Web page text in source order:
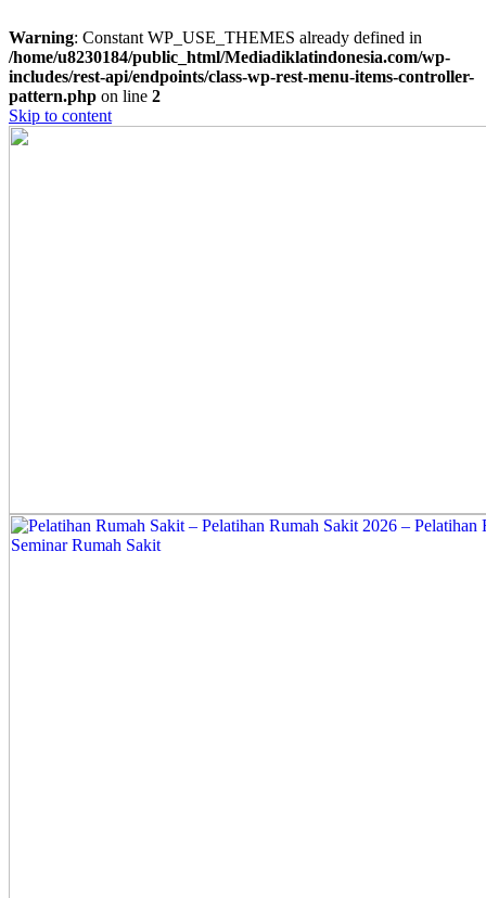
Warning: Constant WP_USE_THEMES already defined in
/home/u8230184/public_html/Mediadiklatindonesia.com/wp-
includes/rest-api/endpoints/class-wp-rest-menu-items-controller-
pattern.php on line 2
Skip to content